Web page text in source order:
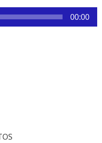
00:00